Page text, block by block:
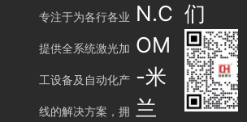
专注于为各行各业
提供全系统激光加
工设备及自动化产
线的解决方案，拥
N.C
OM
-米
兰
们